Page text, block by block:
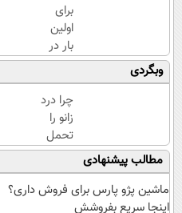
برای
اولین
بار در
ایران
🇮🇷
این
دکتر
کرم
ترمیم
کننده
23
وبگردی
چرا درد
زانو را
تحمل
می‌کنی؟
خیلی
ساده
مطالب پیشنهادی
ماشین پژو پارس برای فروش داری؟
اینجا سریع بفروشش